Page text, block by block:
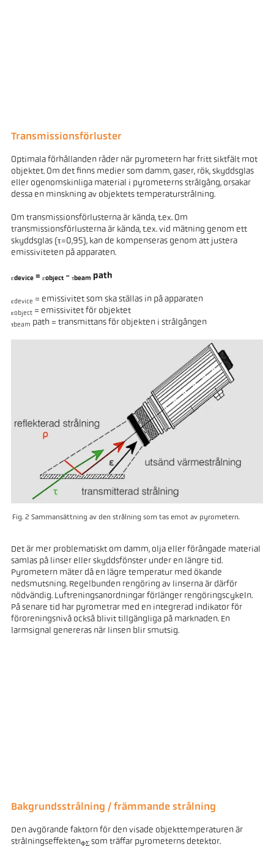
Transmissionsförluster
Optimala förhållanden råder när pyrometern har fritt siktfält mot
objektet. Om det finns medier som damm, gaser, rök, skyddsglas
eller ogenomskinliga material i pyrometerns strålgång, orsakar
dessa en minskning av objektets temperaturstrålning.
Om transmissionsförlusterna är kända, t.ex. Om
transmissionsförlusterna är kända, t.ex. vid mätning genom ett
skyddsglas (τ=0,95), kan de kompenseras genom att justera
emissiviteten på apparaten.
εdevice= εobject- τbeam path
εdevice = emissivitet som ska ställas in på apparaten
εobject= emissivitet för objektet
τbeam path = transmittans för objekten i strålgången
Fig. 2 Sammansättning av den strålning som tas emot av pyrometern.
Det är mer problematiskt om damm, olja eller förångade material
samlas på linser eller skyddsfönster under en längre tid.
Pyrometern mäter då en lägre temperatur med ökande
nedsmutsning. Regelbunden rengöring av linserna är därför
nödvändig. Luftreningsanordningar förlänger rengöringscykeln.
På senare tid har pyrometrar med en integrerad indikator för
föroreningsnivå också blivit tillgängliga på marknaden. En
larmsignal genereras när linsen blir smutsig.
Bakgrundsstrålning / främmande strålning
Den avgörande faktorn för den visade objekttemperaturen är
strålningseffektenΦΣsom träffar pyrometerns detektor.